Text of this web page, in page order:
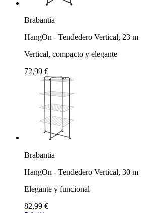
Brabantia
HangOn - Tendedero Vertical, 23 m
Vertical, compacto y elegante
72,99 €
Brabantia
HangOn - Tendedero Vertical, 30 m
Elegante y funcional
82,99 €